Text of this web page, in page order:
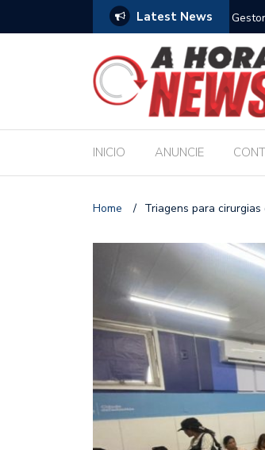
Latest News
com a Educação durante posse
INICIO ANUNCIE
Home / Triagens para